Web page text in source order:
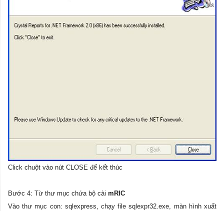
Click chuột vào nút CLOSE để kết thúc
Bước 4: Từ thư mục chứa bộ cài mRIC
Vào thư mục con: sqlexpress, chạy file sqlexpr32.exe, màn hình xuất